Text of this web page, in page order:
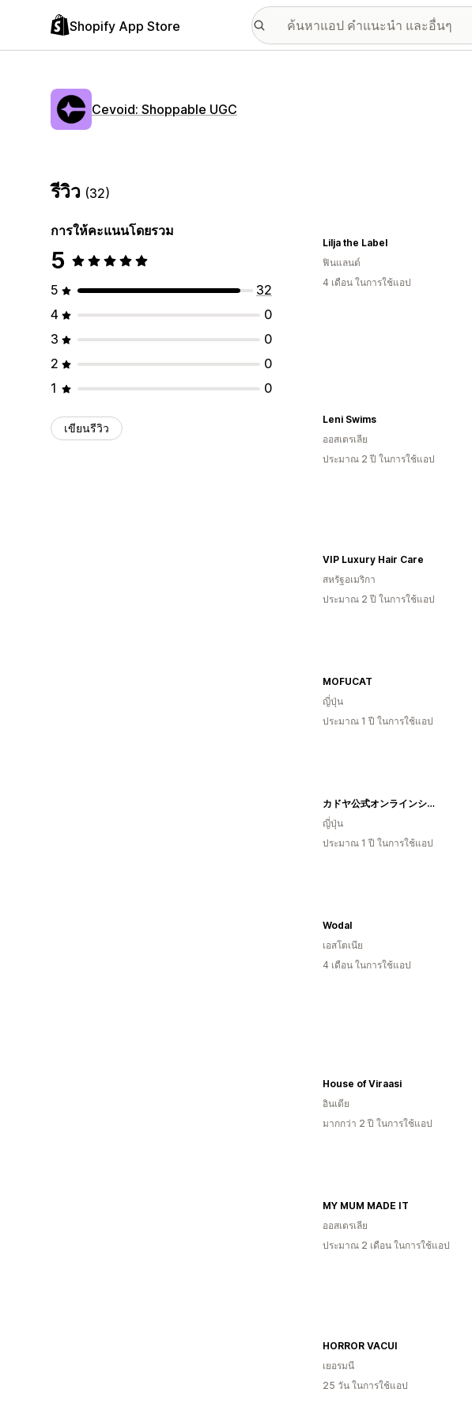
Shopify App Store
Cevoid: Shoppable UGC
รีวิว (32)
การให้คะแนนโดยรวม
5
5
32
4
0
3
0
2
0
1
0
เขียนรีวิว
Lilja the Label
ฟินแลนด์
4 เดือน ในการใช้แอป
Leni Swims
ออสเตรเลีย
ประมาณ 2 ปี ในการใช้แอป
VIP Luxury Hair Care
สหรัฐอเมริกา
ประมาณ 2 ปี ในการใช้แอป
MOFUCAT
ญี่ปุ่น
ประมาณ 1 ปี ในการใช้แอป
カドヤ公式オンラインショップ
ญี่ปุ่น
ประมาณ 1 ปี ในการใช้แอป
Wodal
เอสโตเนีย
4 เดือน ในการใช้แอป
House of Viraasi
อินเดีย
มากกว่า 2 ปี ในการใช้แอป
MY MUM MADE IT
ออสเตรเลีย
ประมาณ 2 เดือน ในการใช้แอป
HORROR VACUI
เยอรมนี
25 วัน ในการใช้แอป